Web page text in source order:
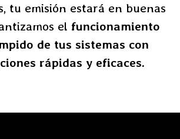
tu emisión estará en buenas
el funcionamiento
de tus sistemas con
rápidas y eficaces.